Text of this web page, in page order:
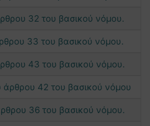
32 του βασικού νόμου.
33 του βασικού νόμου.
43 του βασικού νόμου.
άρθρου 42 του βασικού νόμου
36 του βασικού νόμου.